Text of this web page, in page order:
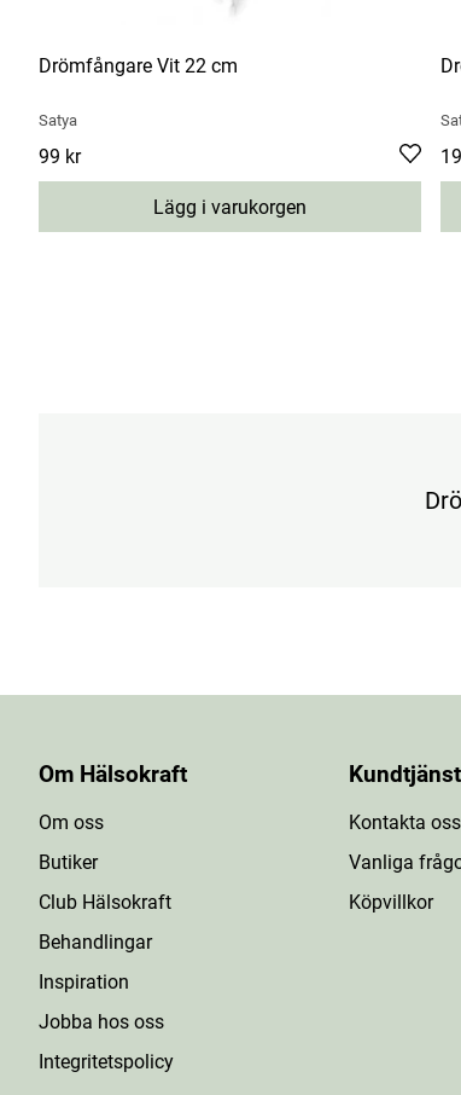
Drömfångare Vit 22 cm
Satya
Pris:99 kr
99 kr
Lägg i varukorgen
Om Hälsokraft
Om oss
Butiker
Club Hälsokraft
Behandlingar
Inspiration
Jobba hos oss
Integritetspolicy
Kundtjänst
Kontakta oss
Vanliga
Köpvillkor